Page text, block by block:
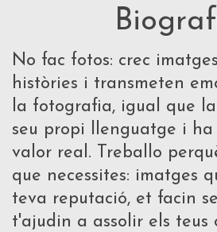
No fac fotos: crec
històries i transmeten
la fotografia, igual que
seu propi llenguatge i
valor real. Treballo
que necessites: imatges
teva reputació, et facin
t'ajudin a assolir els teus